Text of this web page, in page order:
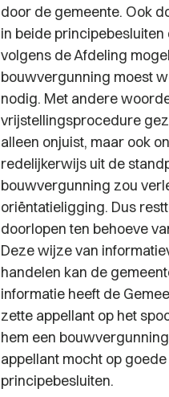
door de gemeente. Ook
in beide
volgens de Afdeling
bouwvergunning moest
nodig. Met andere
vrijstellingsprocedure
alleen onjuist, maar ook
redelijkerwijs uit de
bouwvergunning zou
oriëntatieligging. Dus
doorlopen ten behoeve
Deze wijze van
handelen kan de
informatie heeft de
zette appellant op het
hem een
appellant mocht op
principebesluiten.